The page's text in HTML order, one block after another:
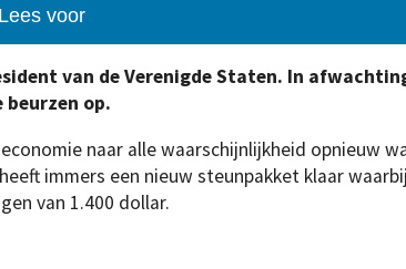
Lees voor
van de Verenigde Staten. In
beurzen op.
naar alle waarschijnlijkheid opnieuw
immers een nieuw steunpakket klaar waarbij
van 1.400 dollar.